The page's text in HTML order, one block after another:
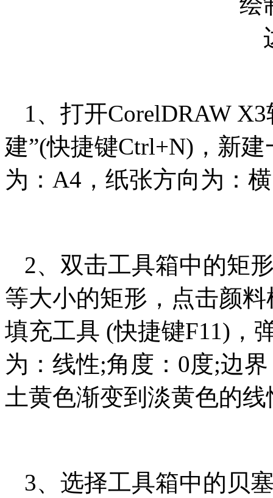
1、打开CorelDRAW
建”(快捷键Ctrl+N)，新
为：A4，纸张方向为：
2、双击工具箱中的矩
等大小的矩形，点击颜
填充工具 (快捷键F11)，
为：线性;角度：0度;边
土黄色渐变到淡黄色的
3、选择工具箱中的贝